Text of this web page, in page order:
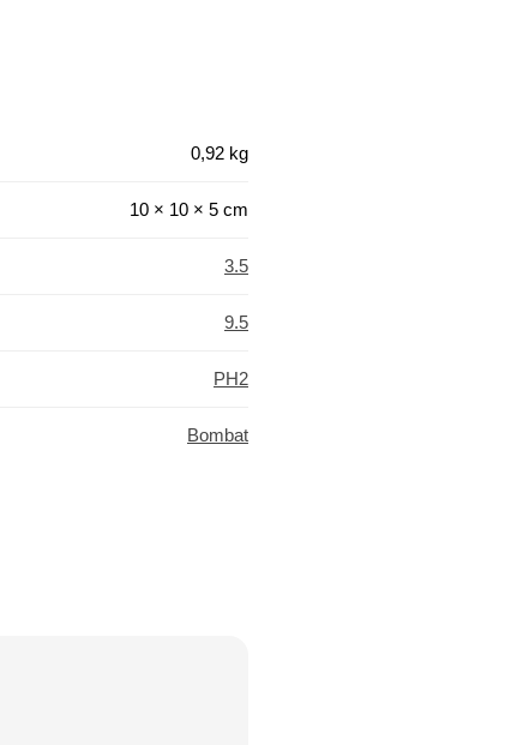
0,92 kg
10 × 10 × 5 cm
3.5
9.5
PH2
Bombat